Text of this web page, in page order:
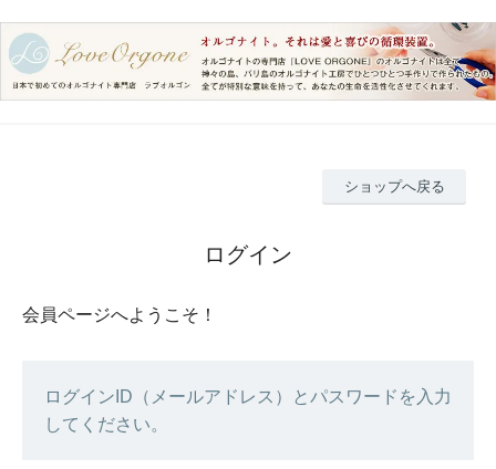
ショップへ戻る
ログイン
会員ページへようこそ！
ログインID（メールアドレス）とパスワードを入力
してください。